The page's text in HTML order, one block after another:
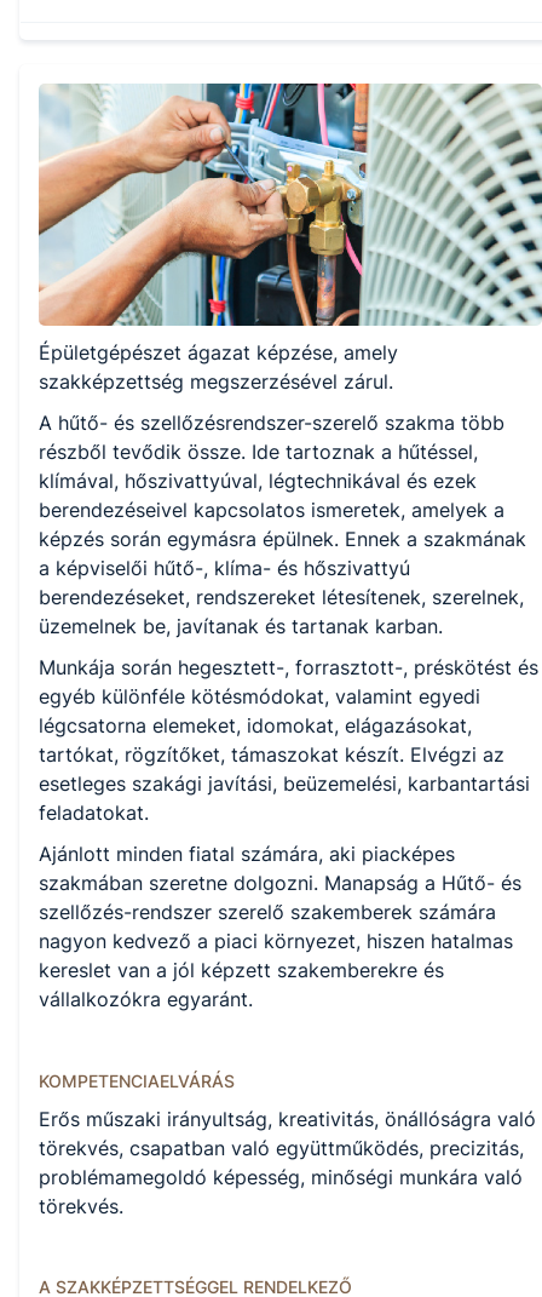
407320702
Képzés időtartama
1.5 év
Választható szakmairányok:
Nem válaszható
KKK/PTT
KKK letöltése (pdf)
PTT letöltése (pdf)
Okleveles technikusképzés
Nem
A képzést indító intézményeink
Székesfehérvári SZC Vörösmarty Mihály Technikum és
Szakképző Iskola (igazgató: Kenyeres-Pozsár Ágnes)
Épületgépészet ágazat képzése, amely
szakképzettség megszerzésével zárul.
A hűtő- és szellőzésrendszer-szerelő szakma több
részből tevődik össze. Ide tartoznak a hűtéssel,
klímával, hőszivattyúval, légtechnikával és ezek
berendezéseivel kapcsolatos ismeretek, amelyek a
képzés során egymásra épülnek. Ennek a szakmának
a képviselői hűtő-, klíma- és hőszivattyú
berendezéseket, rendszereket létesítenek, szerelnek,
üzemelnek be, javítanak és tartanak karban.
Munkája során hegesztett-, forrasztott-, préskötést és
egyéb különféle kötésmódokat, valamint egyedi
légcsatorna elemeket, idomokat, elágazásokat,
tartókat, rögzítőket, támaszokat készít. Elvégzi az
esetleges szakági javítási, beüzemelési, karbantartási
feladatokat.
Ajánlott minden fiatal számára, aki piacképes
szakmában szeretne dolgozni. Manapság a Hűtő- és
szellőzés-rendszer szerelő szakemberek számára
nagyon kedvező a piaci környezet, hiszen hatalmas
kereslet van a jól képzett szakemberekre és
vállalkozókra egyaránt.
KOMPETENCIAELVÁRÁS
Erős műszaki irányultság, kreativitás, önállóságra való
törekvés, csapatban való együttműködés, precizitás,
problémamegoldó képesség, minőségi munkára való
törekvés.
A SZAKKÉPZETTSÉGGEL RENDELKEZŐ